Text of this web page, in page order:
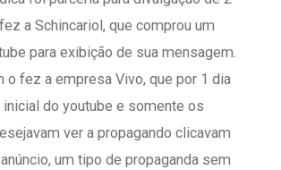
a Schincariol, que comprou um
para exibição de sua mensagem.
o fez a empresa Vivo, que por 1 dia
inicial do youtube e somente os
ver a propagando clicavam
um tipo de propaganda sem